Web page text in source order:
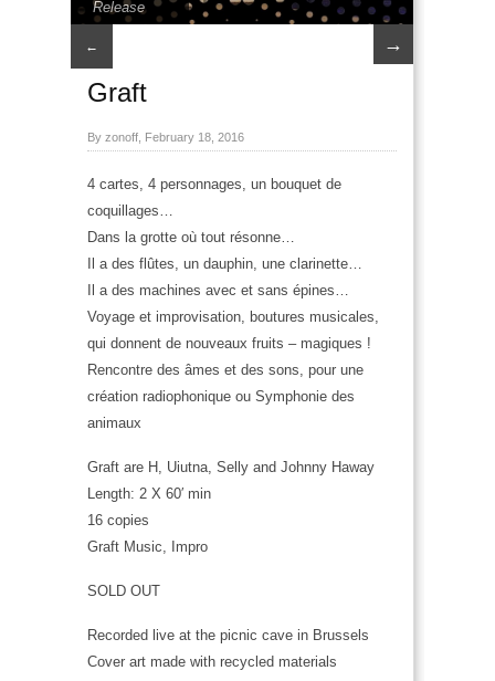
Release
← →
Graft
By zonoff, February 18, 2016
4 cartes, 4 personnages, un bouquet de
coquillages…
Dans la grotte où tout résonne…
Il a des flûtes, un dauphin, une clarinette…
Il a des machines avec et sans épines…
Voyage et improvisation, boutures musicales,
qui donnent de nouveaux fruits – magiques !
Rencontre des âmes et des sons, pour une
création radiophonique ou Symphonie des
animaux
Graft are H, Uiutna, Selly and Johnny Haway
Length: 2 X 60′ min
16 copies
Graft Music, Impro
SOLD OUT
Recorded live at the picnic cave in Brussels
Cover art made with recycled materials